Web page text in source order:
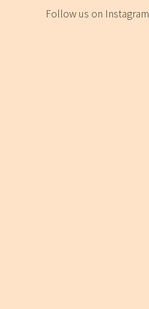
Follow us on Instagram